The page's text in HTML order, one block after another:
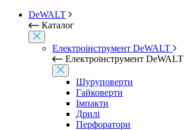
DeWALT
Каталог
Електроінструмент DeWALT
Електроінструмент DeWALT
Шуруповерти
Гайковерти
Імпакти
Дрилі
Перфоратори